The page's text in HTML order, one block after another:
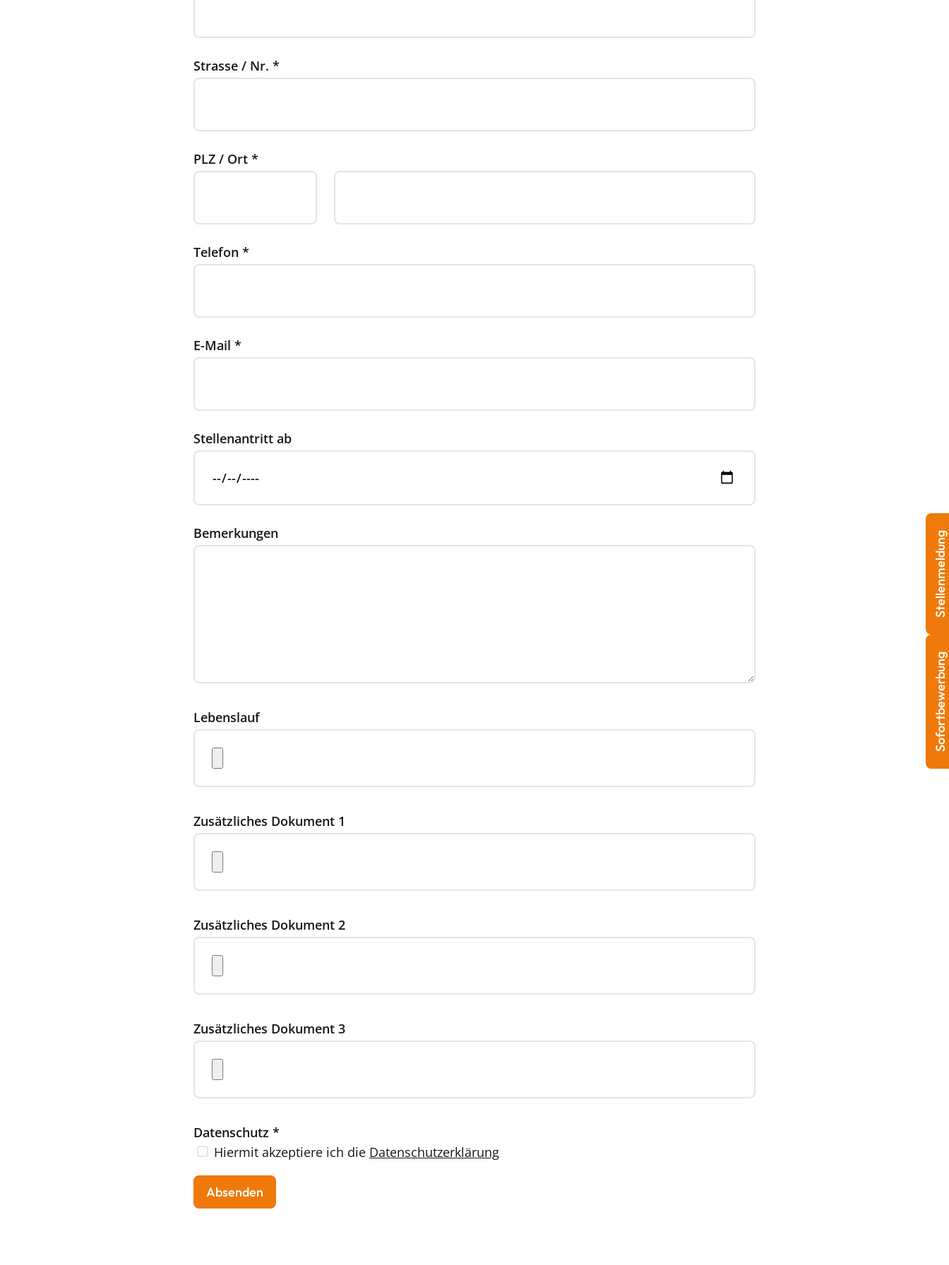
Strasse / Nr. *
PLZ / Ort *
Telefon *
E-Mail *
Stellenantritt ab
Bemerkungen
Lebenslauf
Zusätzliches Dokument 1
Zusätzliches Dokument 2
Zusätzliches Dokument 3
Datenschutz *
Hiermit akzeptiere ich die Datenschutzerklärung
Sofortbewerbung
Stellenmeldung